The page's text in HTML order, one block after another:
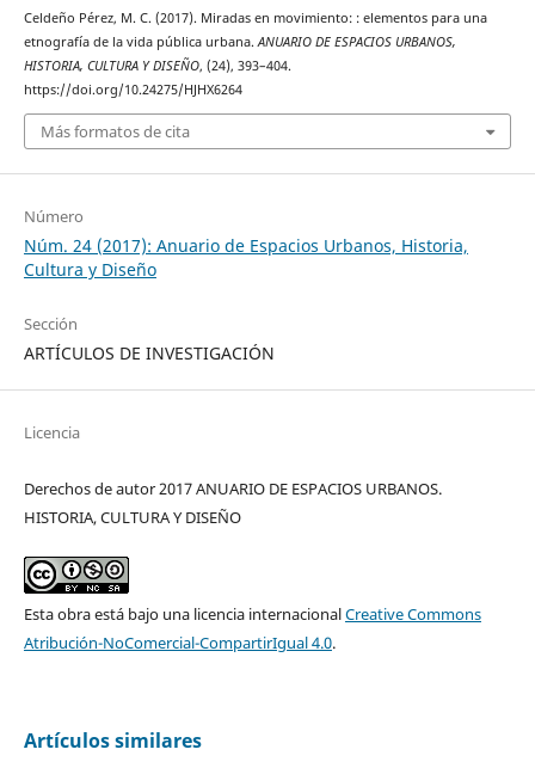
Celdeño Pérez, M. C. (2017). Miradas en movimiento: : elementos para una
etnografía de la vida pública urbana.ANUARIO DE ESPACIOS URBANOS,
HISTORIA, CULTURA Y DISEÑO, (24), 393–404.
https://doi.org/10.24275/HJHX6264
Más formatos de cita
Número
Núm. 24 (2017): Anuario de Espacios Urbanos, Historia,
Cultura y Diseño
Sección
ARTÍCULOS DE INVESTIGACIÓN
Licencia
Derechos de autor 2017 ANUARIO DE ESPACIOS URBANOS.
HISTORIA, CULTURA Y DISEÑO
Esta obra está bajo una licencia internacionalCreative Commons
Atribución-NoComercial-CompartirIgual 4.0.
Artículos similares